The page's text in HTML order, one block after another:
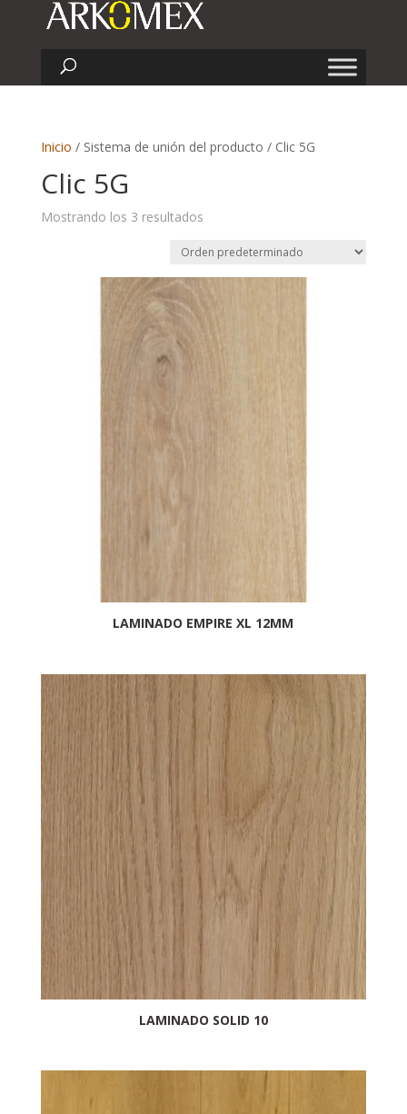
Inicio / Sistema de unión del producto / Clic 5G
Clic 5G
Mostrando los 3 resultados
LAMINADO EMPIRE XL 12MM
LAMINADO SOLID 10